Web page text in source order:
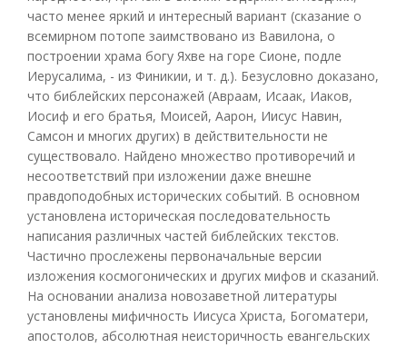
часто менее яркий и интересный вариант (сказание о
всемирном потопе заимствовано из Вавилона, о
построении храма богу Яхве на горе Сионе, подле
Иерусалима, - из Финикии, и т. д.). Безусловно доказано,
что библейских персонажей (Авраам, Исаак, Иаков,
Иосиф и его братья, Моисей, Аарон, Иисус Навин,
Самсон и многих других) в действительности не
существовало. Найдено множество противоречий и
несоответствий при изложении даже внешне
правдоподобных исторических событий. В основном
установлена историческая последовательность
написания различных частей библейских текстов.
Частично прослежены первоначальные версии
изложения космогонических и других мифов и сказаний.
На основании анализа новозаветной литературы
установлены мифичность Иисуса Христа, Богоматери,
апостолов, абсолютная неисторичность евангельских